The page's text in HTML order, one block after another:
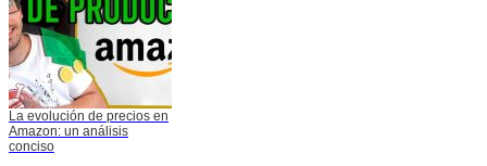
La evolución de precios en
Amazon: un análisis
conciso